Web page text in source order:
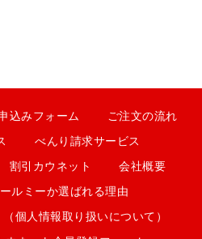
込みフォーム ご注文の流れ
べんり請求サービス
割引カウネット 会社概要
ルミーか選ばれる理由
個人情報取り扱いについて）